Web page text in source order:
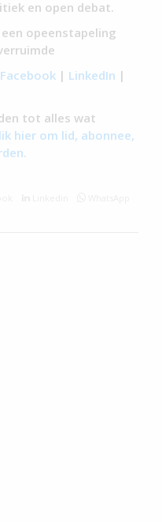
en open debat.
opeenstapeling
Facebook | LinkedIn |
tot alles wat
hier om lid, abonnee,